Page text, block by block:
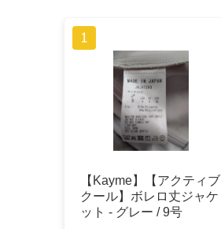
【Kayme】【アクティブ
クール】ボレロ丈ジャケ
ット - グレー / 9号